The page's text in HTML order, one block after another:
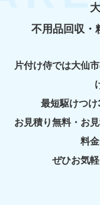
不用品回収・
片付け侍では大仙
最短駆けつけ
お見積り無料・お
料
ぜひお気